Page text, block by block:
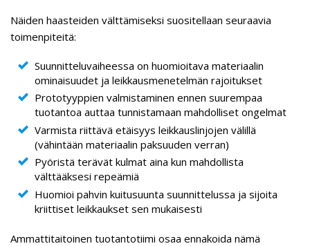
Näiden haasteiden välttämiseksi suositellaan seuraavia
toimenpiteitä:
Suunnitteluvaiheessa on huomioitava materiaalin
ominaisuudet ja leikkausmenetelmän rajoitukset
Prototyyppien valmistaminen ennen suurempaa
tuotantoa auttaa tunnistamaan mahdolliset ongelmat
Varmista riittävä etäisyys leikkauslinjojen välillä
(vähintään materiaalin paksuuden verran)
Pyöristä terävät kulmat aina kun mahdollista
välttääksesi repeämiä
Huomioi pahvin kuitusuunta suunnittelussa ja sijoita
kriittiset leikkaukset sen mukaisesti
Ammattitaitoinen tuotantotiimi osaa ennakoida nämä